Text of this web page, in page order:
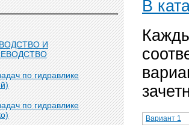
И
по гидравлике
по гидравлике
В
Вариант 1